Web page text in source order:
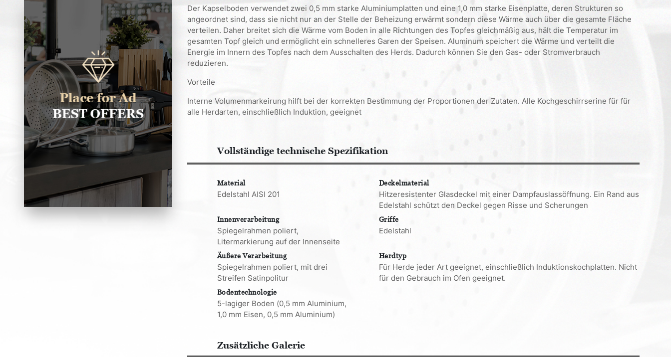
Der Kapselboden verwendet zwei 0,5 mm starke Aluminiumplatten und eine 1,0 mm starke Eisenplatte, deren Strukturen so
angeordnet sind, dass sie nicht nur an der Stelle der Beheizung erwärmt sondern diese Wärme auch über die gesamte Fläche
verteilen. Daher breitet sich die Wärme vom Boden in alle Richtungen des Topfes gleichmäßig aus, hält die Temperatur im
gesamten Topf gleich und ermöglicht ein schnelleres Garen der Speisen. Aluminum speichert die Wärme und verteilt die
Energie im Innern des Topfes nach dem Ausschalten des Herds. Dadurch können Sie den Gas- oder Stromverbrauch
reduzieren.
Vorteile
Interne Volumenmarkeirung hilft bei der korrekten Bestimmung der Proportionen der Zutaten. Alle Kochgeschirrserine für für
alle Herdarten, einschließlich Induktion, geeignet
Vollständige technische Spezifikation
Material Deckelmaterial
Edelstahl AISI 201
Hitzeresistenter Glasdeckel mit einer Dampfauslassöffnung. Ein Rand aus
Edelstahl schützt den Deckel gegen Risse und Scherungen
Innenverarbeitung Griffe
Spiegelrahmen poliert,
Litermarkierung auf der Innenseite
Edelstahl
Äußere Verarbeitung Herdtyp
Spiegelrahmen poliert, mit drei
Streifen Satinpolitur
Für Herde jeder Art geeignet, einschließlich Induktionskochplatten. Nicht
für den Gebrauch im Ofen geeignet.
Bodentechnologie
5-lagiger Boden (0,5 mm Aluminium,
1,0 mm Eisen, 0,5 mm Aluminium)
Zusätzliche Galerie